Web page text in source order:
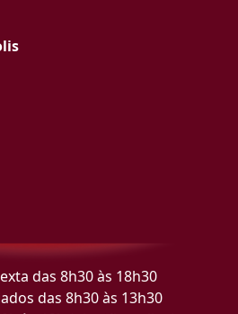
das 8h30 às 18h30
das 8h30 às 13h30